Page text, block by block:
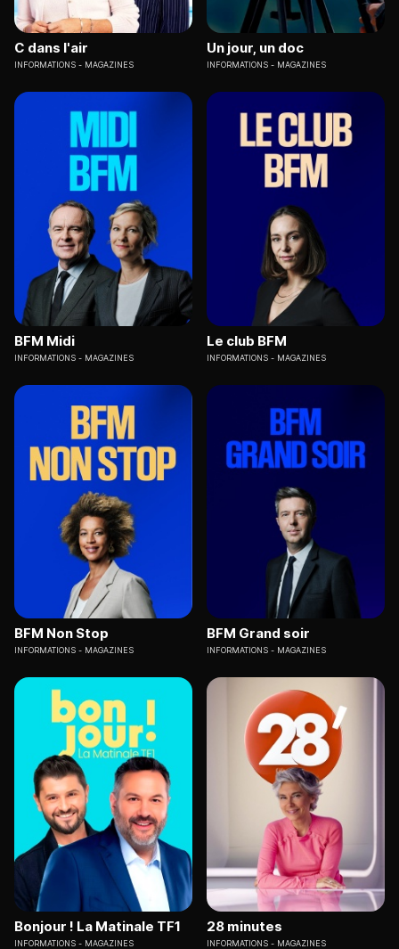
C dans l'air
INFORMATIONS MAGAZINES
Un jour, un doc
INFORMATIONS MAGAZINES
BFM Midi
INFORMATIONS MAGAZINES
Le club BFM
INFORMATIONS MAGAZINES
BFM Non Stop
INFORMATIONS MAGAZINES
BFM Grand soir
INFORMATIONS MAGAZINES
Bonjour ! La Matinale TF1
INFORMATIONS MAGAZINES
28 minutes
INFORMATIONS MAGAZINES